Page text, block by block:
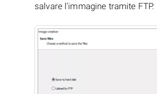
salvare l'immagine tramite FTP.